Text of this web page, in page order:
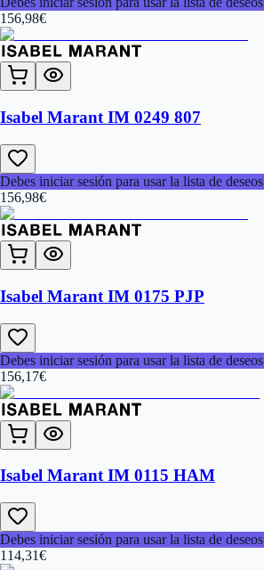
156,98€
Isabel Marant IM 0249 807
Debes iniciar sesión para usar la lista de deseos
156,98€
Isabel Marant IM 0175 PJP
Debes iniciar sesión para usar la lista de deseos
156,17€
Isabel Marant IM 0115 HAM
Debes iniciar sesión para usar la lista de deseos
114,31€